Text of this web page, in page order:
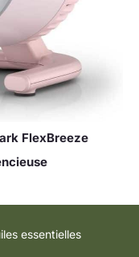
de quitter
Si vous
des questions,
équipe après-
dédiée
et 7j/7 est là
garantir votre
FlexBreeze
essentielles